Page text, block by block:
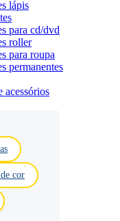
lápis
para cd/dvd
roller
para roupa
permanentes
acessórios
cor